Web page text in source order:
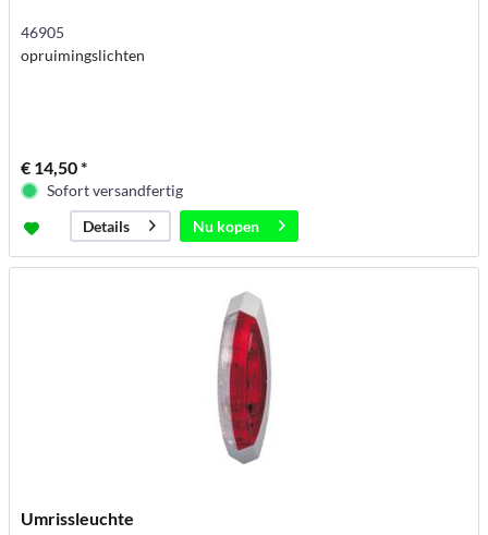
46905
opruimingslichten
€ 14,50 *
Sofort versandfertig
Details
Nu kopen
Umrissleuchte